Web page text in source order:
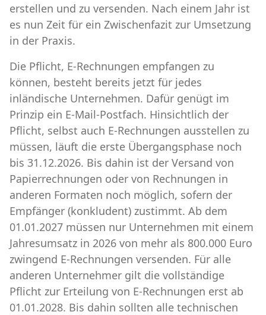
erstellen und zu versenden. Nach einem Jahr ist
es nun Zeit für ein Zwischenfazit zur Umsetzung
in der Praxis.
Die Pflicht, E-Rechnungen empfangen zu
können, besteht bereits jetzt für jedes
inländische Unternehmen. Dafür genügt im
Prinzip ein E-Mail-Postfach. Hinsichtlich der
Pflicht, selbst auch E-Rechnungen ausstellen zu
müssen, läuft die erste Übergangsphase noch
bis 31.12.2026. Bis dahin ist der Versand von
Papierrechnungen oder von Rechnungen in
anderen Formaten noch möglich, sofern der
Empfänger (konkludent) zustimmt. Ab dem
01.01.2027 müssen nur Unternehmen mit einem
Jahresumsatz in 2026 von mehr als 800.000 Euro
zwingend E-Rechnungen versenden. Für alle
anderen Unternehmer gilt die vollständige
Pflicht zur Erteilung von E-Rechnungen erst ab
01.01.2028. Bis dahin sollten alle technischen